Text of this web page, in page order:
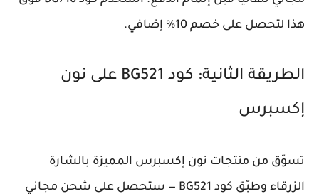
هذا لتحصل على خصم 10% إضافي.
الطريقة الثانية: كود BG521 على نون
إكسبرس
تسوّق من منتجات نون إكسبرس المميزة بالشارة
الزرقاء وطبّق كود BG521 — ستحصل على شحن مجاني